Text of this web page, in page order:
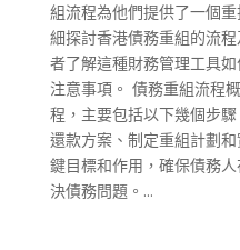
組流程為他們提供了一個
細探討香港債務重組的流
者了解這種財務管理工具
注意事項。 債務重組流程
程，主要包括以下幾個步
還款方案、制定重組計劃
鍵目標和作用，確保債務
決債務問題。...